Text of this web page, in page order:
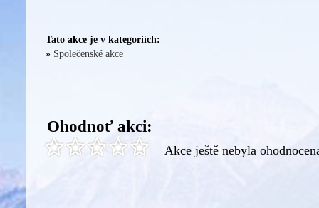
Tato akce je v kategoriích:
» Společenské akce
Ohodnoť akci:
Akce ještě nebyla